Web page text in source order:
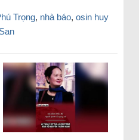
Trọng, nhà báo, osin huy